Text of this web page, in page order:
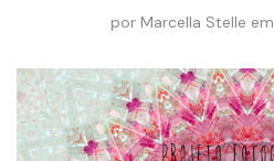
por Marcella Stelle em